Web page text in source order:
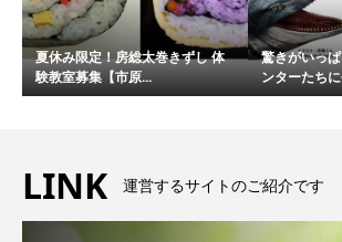
夏休み限定！房総太巻きずし 体
験教室募集【市原...
驚きがいっ
ンターたち
LINK 運営するサイトのご紹介です